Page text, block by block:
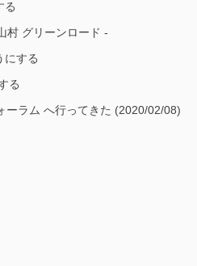
る
村 グリーンロード -
にする
る
ーラム へ行ってきた (2020/02/08)